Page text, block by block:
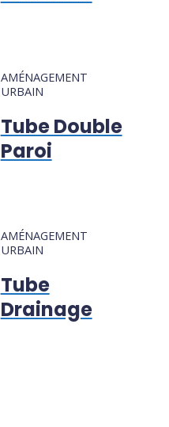
AMÉNAGEMENT
URBAIN
Tube Double
Paroi
AMÉNAGEMENT
URBAIN
Tube
Drainage